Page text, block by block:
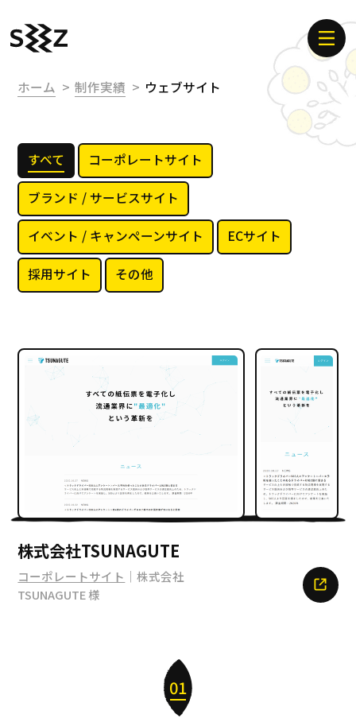
ホーム 制作実績 ウェブサイト
すべて コーポレートサイト
ブランド / サービスサイト
イベント / キャンペーンサイト ECサイト
採用サイト その他
株式会社TSUNAGUTE
コーポレートサイト ｜株式会社
TSUNAGUTE 様
01